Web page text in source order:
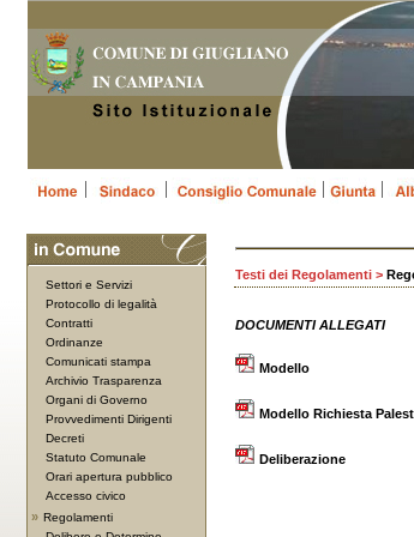
Settori e Servizi
Protocollo di legalità
Contratti
Ordinanze
Comunicati stampa
Archivio Trasparenza
Organi di Governo
Provvedimenti Dirigenti
Decreti
Statuto Comunale
Orari apertura pubblico
Accesso civico
» Regolamenti
Testi dei Regolamenti >
DOCUMENTI ALLEGATI
Modello
Modello Richiesta
Deliberazione